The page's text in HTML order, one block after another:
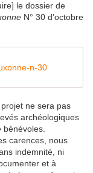
le dossier de
N° 30 d’octobre
n-30
ne sera pas
archéologiques
bénévoles.
carences, nous
indemnité, ni
et à